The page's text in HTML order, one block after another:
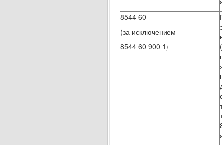
8544 60
(за исключением
8544 60 900 1)